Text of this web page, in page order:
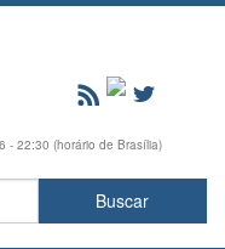
- 22:30 (horário de Brasília)